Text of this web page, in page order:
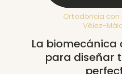
Ortodoncia con
Vélez-
La biomecánica
para diseñar